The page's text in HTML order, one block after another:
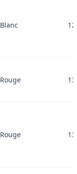
Blanc
Rouge
Rouge